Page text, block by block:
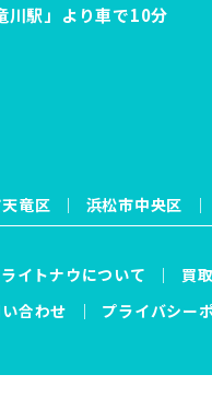
川駅」より車で10分
竜区 浜松市中央区
イトナウについて 買
合わせ プライバシー